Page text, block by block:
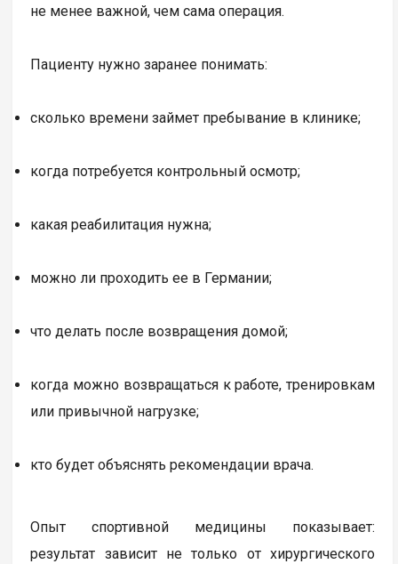
не менее важной, чем сама операция.
Пациенту нужно заранее понимать:
сколько времени займет пребывание в клинике;
когда потребуется контрольный осмотр;
какая реабилитация нужна;
можно ли проходить ее в Германии;
что делать после возвращения домой;
когда можно возвращаться к работе, тренировкам
или привычной нагрузке;
кто будет объяснять рекомендации врача.
Опыт спортивной медицины показывает:
результат зависит не только от хирургического